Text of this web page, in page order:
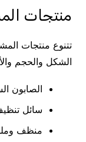
منتجات
تتنوع منتجات
الشكل والحجم
الصابون
سائل
منظف